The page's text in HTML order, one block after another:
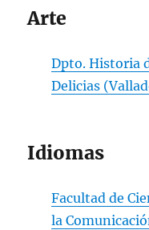
Arte
Dpto. Historia
Delicias
Idiomas
Facultad de
la